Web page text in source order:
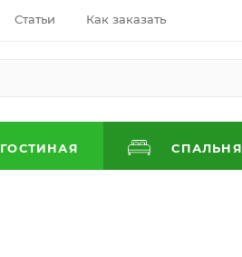
Статьи Как заказать
ГОСТИНАЯ СПАЛЬНЯ